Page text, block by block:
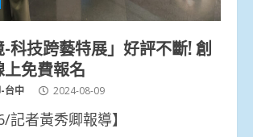
-科技跨藝特展」好評不斷! 創
免費報名
台中 2024-08-09
記者黃秀卿報導】